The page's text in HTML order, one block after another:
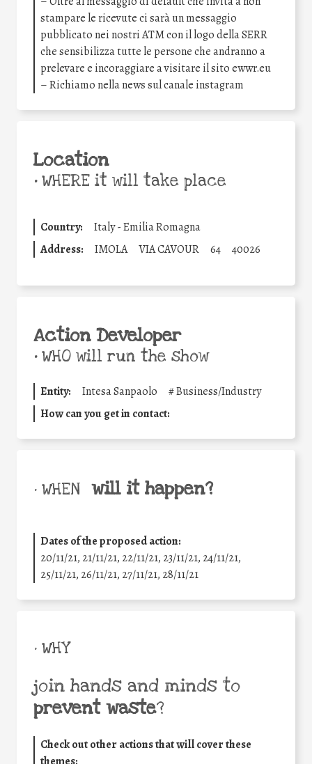
stampare le ricevute ci sarà un messaggio
pubblicato nei nostri ATM con il logo della SERR
che sensibilizza tutte le persone che andranno a
prelevare e incoraggiare a visitare il sito ewwr.eu
– Richiamo nella news sul canale instagram
Location
•WHERE it will take place
Country:
Italy - Emilia Romagna
Address:
IMOLA VIA CAVOUR 64 40026
Action Developer
•WHO will run the show
Entity: Intesa Sanpaolo #Business/Industry
How can you get in contact:
• WHEN will it happen?
Dates of the proposed action:
20/11/21, 21/11/21, 22/11/21, 23/11/21, 24/11/21,
25/11/21, 26/11/21, 27/11/21, 28/11/21
• WHY
join hands and minds to
prevent waste?
Check out other actions that will cover these
themes: